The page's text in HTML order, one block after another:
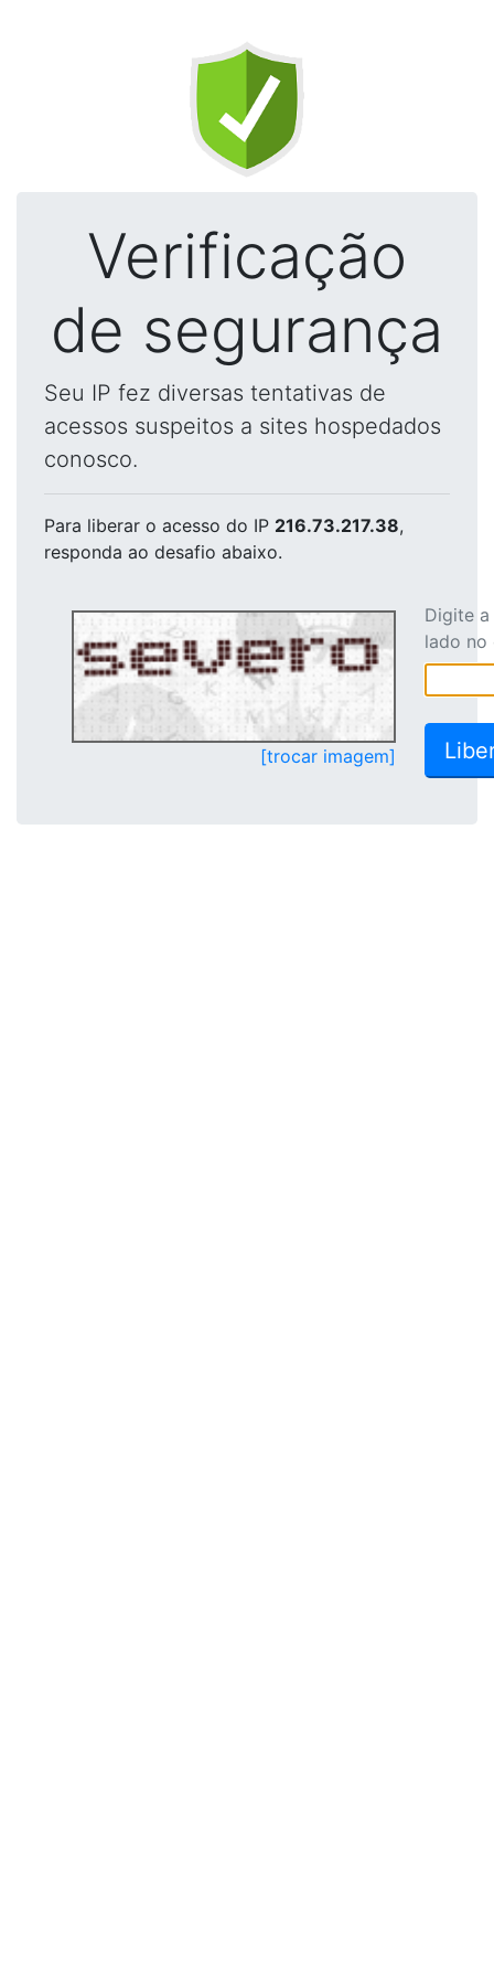
Verificação
de segurança
Seu IP fez diversas tentativas de
acessos suspeitos a sites hospedados
conosco.
Para liberar o acesso do IP 216.73.217.38,
responda ao desafio abaixo.
[trocar imagem]
Digite
lado no